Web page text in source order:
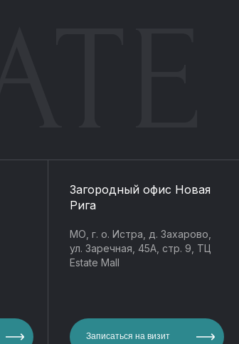
Загородный офис Новая
Рига
МО, г. о. Истра, д. Захарово,
ул. Заречная, 45А, стр. 9, ТЦ
Estate Mall
Записаться на визит